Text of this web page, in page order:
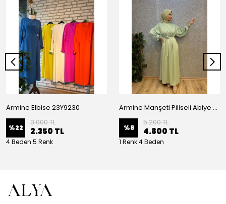
Armine Elbise 23Y9230
%22
3.000 TL
2.350 TL
4 Beden 5 Renk
Armine Manşeti Piliseli Abiye Elbise 23Y9617
%8
5.200 TL
4.800 TL
1 Renk 4 Beden